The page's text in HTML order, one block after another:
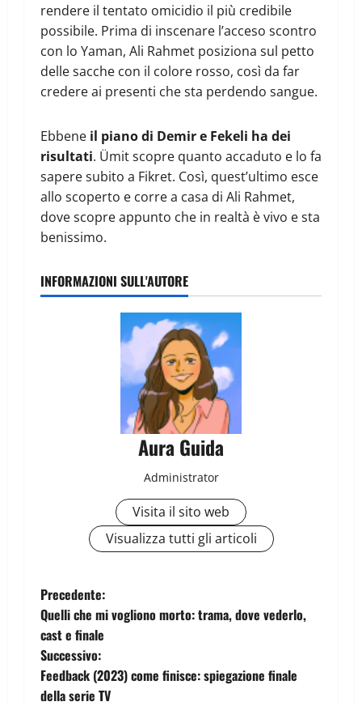
rendere il tentato omicidio il più credibile
possibile. Prima di inscenare l’acceso scontro
con lo Yaman, Ali Rahmet posiziona sul petto
delle sacche con il colore rosso, così da far
credere ai presenti che sta perdendo sangue.
Ebbene il piano di Demir e Fekeli ha dei
risultati. Ümit scopre quanto accaduto e lo fa
sapere subito a Fikret. Così, quest’ultimo esce
allo scoperto e corre a casa di Ali Rahmet,
dove scopre appunto che in realtà è vivo e sta
benissimo.
INFORMAZIONI SULL'AUTORE
Aura Guida
Administrator
Visita il sito web
Visualizza tutti gli articoli
Precedente:
Quelli che mi vogliono morto: trama, dove vederlo,
cast e finale
Successivo:
Feedback (2023) come finisce: spiegazione finale
della serie TV